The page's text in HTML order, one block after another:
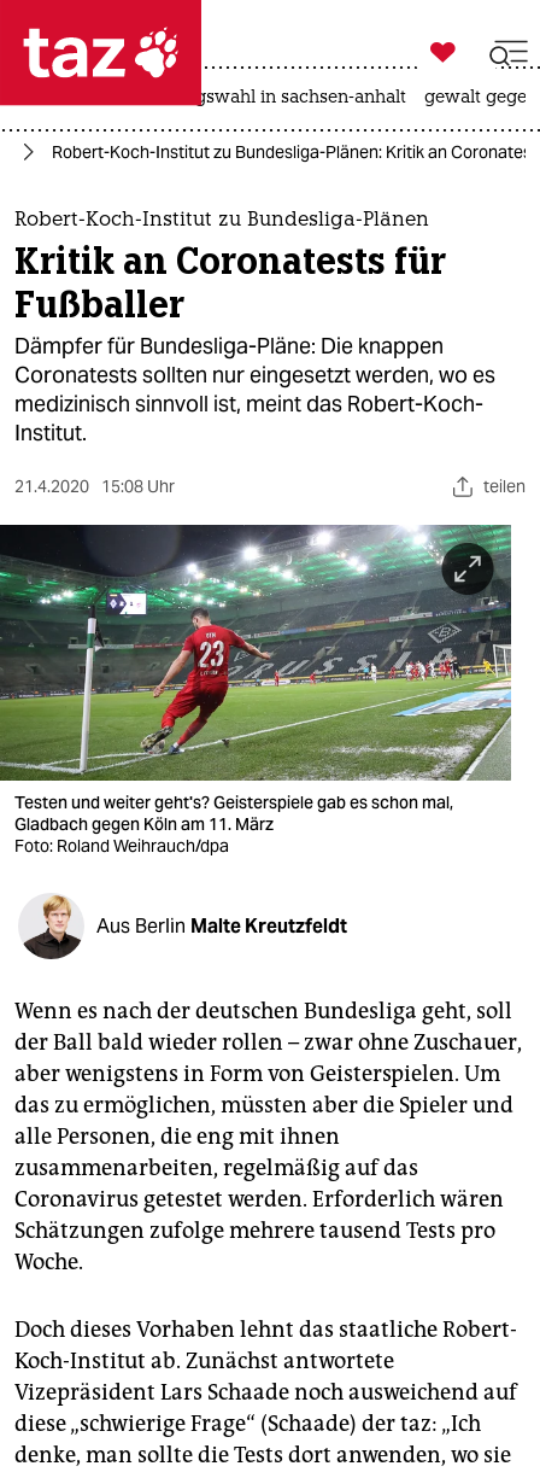
 taz zahl ich
taz zahl ich
themen
politik
öko
gesellschaft
kultur
sport
nord
wahrheit
verlag
verlag
veranstaltungen
shop
fragen & hilfe
unterstützen
genossenschaft
epaper login

taz zahl ich
landtagswahl in sachsen-anhalt gewalt
Robert-Koch-Institut zu Bundesliga-Plänen: Kritik an
Robert-Koch-Institut zu Bundesliga-Plänen
Kritik an Coronatests für
Fußballer
Dämpfer für Bundesliga-Pläne: Die knappen
Coronatests sollten nur eingesetzt werden, wo es
medizinisch sinnvoll ist, meint das Robert-Koch-
Institut.
21.4.2020 15:08 Uhr teilen
Testen und weiter geht's? Geisterspiele gab es schon mal,
Gladbach gegen Köln am 11. März
Foto: Roland Weihrauch/dpa
Aus Berlin Malte Kreutzfeldt
Wenn es nach der deutschen Bundesliga geht, soll
der Ball bald wieder rollen – zwar ohne Zuschauer,
aber wenigstens in Form von Geisterspielen. Um
das zu ermöglichen, müssten aber die Spieler und
alle Personen, die eng mit ihnen
zusammenarbeiten, regelmäßig auf das
Coronavirus getestet werden. Erforderlich wären
Schätzungen zufolge mehrere tausend Tests pro
Woche.
Doch dieses Vorhaben lehnt das staatliche Robert-
Koch-Institut ab. Zunächst antwortete
Vizepräsident Lars Schaade noch ausweichend auf
diese „schwierige Frage“ (Schaade) der taz: „Ich
denke, man sollte die Tests dort anwenden, wo sie